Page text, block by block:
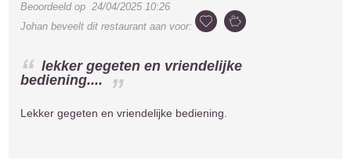
Beoordeeld op24/04/2025 10:26
Johan beveelt dit restaurant aan voor:
lekker gegeten en vriendelijke
bediening....
Lekker gegeten en vriendelijke bediening.